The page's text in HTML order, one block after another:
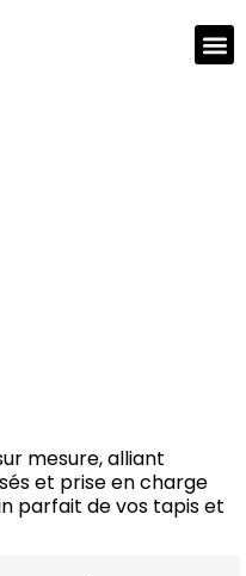
mesure, alliant
et prise en charge
parfait de vos tapis et